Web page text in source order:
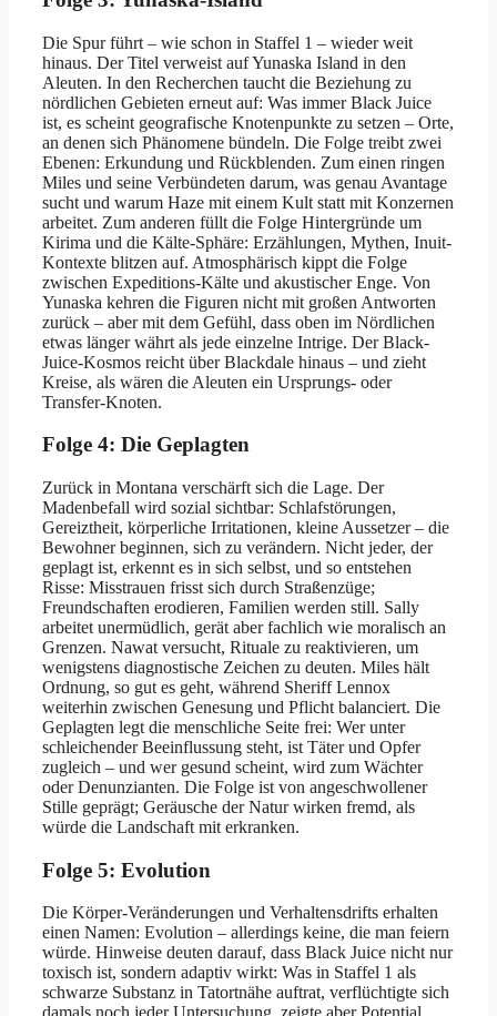
Die Spur führt – wie schon in Staffel 1 – wieder weit
hinaus. Der Titel verweist auf Yunaska Island in den
Aleuten. In den Recherchen taucht die Beziehung zu
nördlichen Gebieten erneut auf: Was immer Black Juice
ist, es scheint geografische Knotenpunkte zu setzen – Orte,
an denen sich Phänomene bündeln. Die Folge treibt zwei
Ebenen: Erkundung und Rückblenden. Zum einen ringen
Miles und seine Verbündeten darum, was genau Avantage
sucht und warum Haze mit einem Kult statt mit Konzernen
arbeitet. Zum anderen füllt die Folge Hintergründe um
Kirima und die Kälte-Sphäre: Erzählungen, Mythen, Inuit-
Kontexte blitzen auf. Atmosphärisch kippt die Folge
zwischen Expeditions-Kälte und akustischer Enge. Von
Yunaska kehren die Figuren nicht mit großen Antworten
zurück – aber mit dem Gefühl, dass oben im Nördlichen
etwas länger währt als jede einzelne Intrige. Der Black-
Juice-Kosmos reicht über Blackdale hinaus – und zieht
Kreise, als wären die Aleuten ein Ursprungs- oder
Transfer-Knoten.
Folge 4: Die Geplagten
Zurück in Montana verschärft sich die Lage. Der
Madenbefall wird sozial sichtbar: Schlafstörungen,
Gereiztheit, körperliche Irritationen, kleine Aussetzer – die
Bewohner beginnen, sich zu verändern. Nicht jeder, der
geplagt ist, erkennt es in sich selbst, und so entstehen
Risse: Misstrauen frisst sich durch Straßenzüge;
Freundschaften erodieren, Familien werden still. Sally
arbeitet unermüdlich, gerät aber fachlich wie moralisch an
Grenzen. Nawat versucht, Rituale zu reaktivieren, um
wenigstens diagnostische Zeichen zu deuten. Miles hält
Ordnung, so gut es geht, während Sheriff Lennox
weiterhin zwischen Genesung und Pflicht balanciert. Die
Geplagten legt die menschliche Seite frei: Wer unter
schleichender Beeinflussung steht, ist Täter und Opfer
zugleich – und wer gesund scheint, wird zum Wächter
oder Denunzianten. Die Folge ist von angeschwollener
Stille geprägt; Geräusche der Natur wirken fremd, als
würde die Landschaft mit erkranken.
Folge 5: Evolution
Die Körper-Veränderungen und Verhaltensdrifts erhalten
einen Namen: Evolution – allerdings keine, die man feiern
würde. Hinweise deuten darauf, dass Black Juice nicht nur
toxisch ist, sondern adaptiv wirkt: Was in Staffel 1 als
schwarze Substanz in Tatortnähe auftrat, verflüchtigte sich